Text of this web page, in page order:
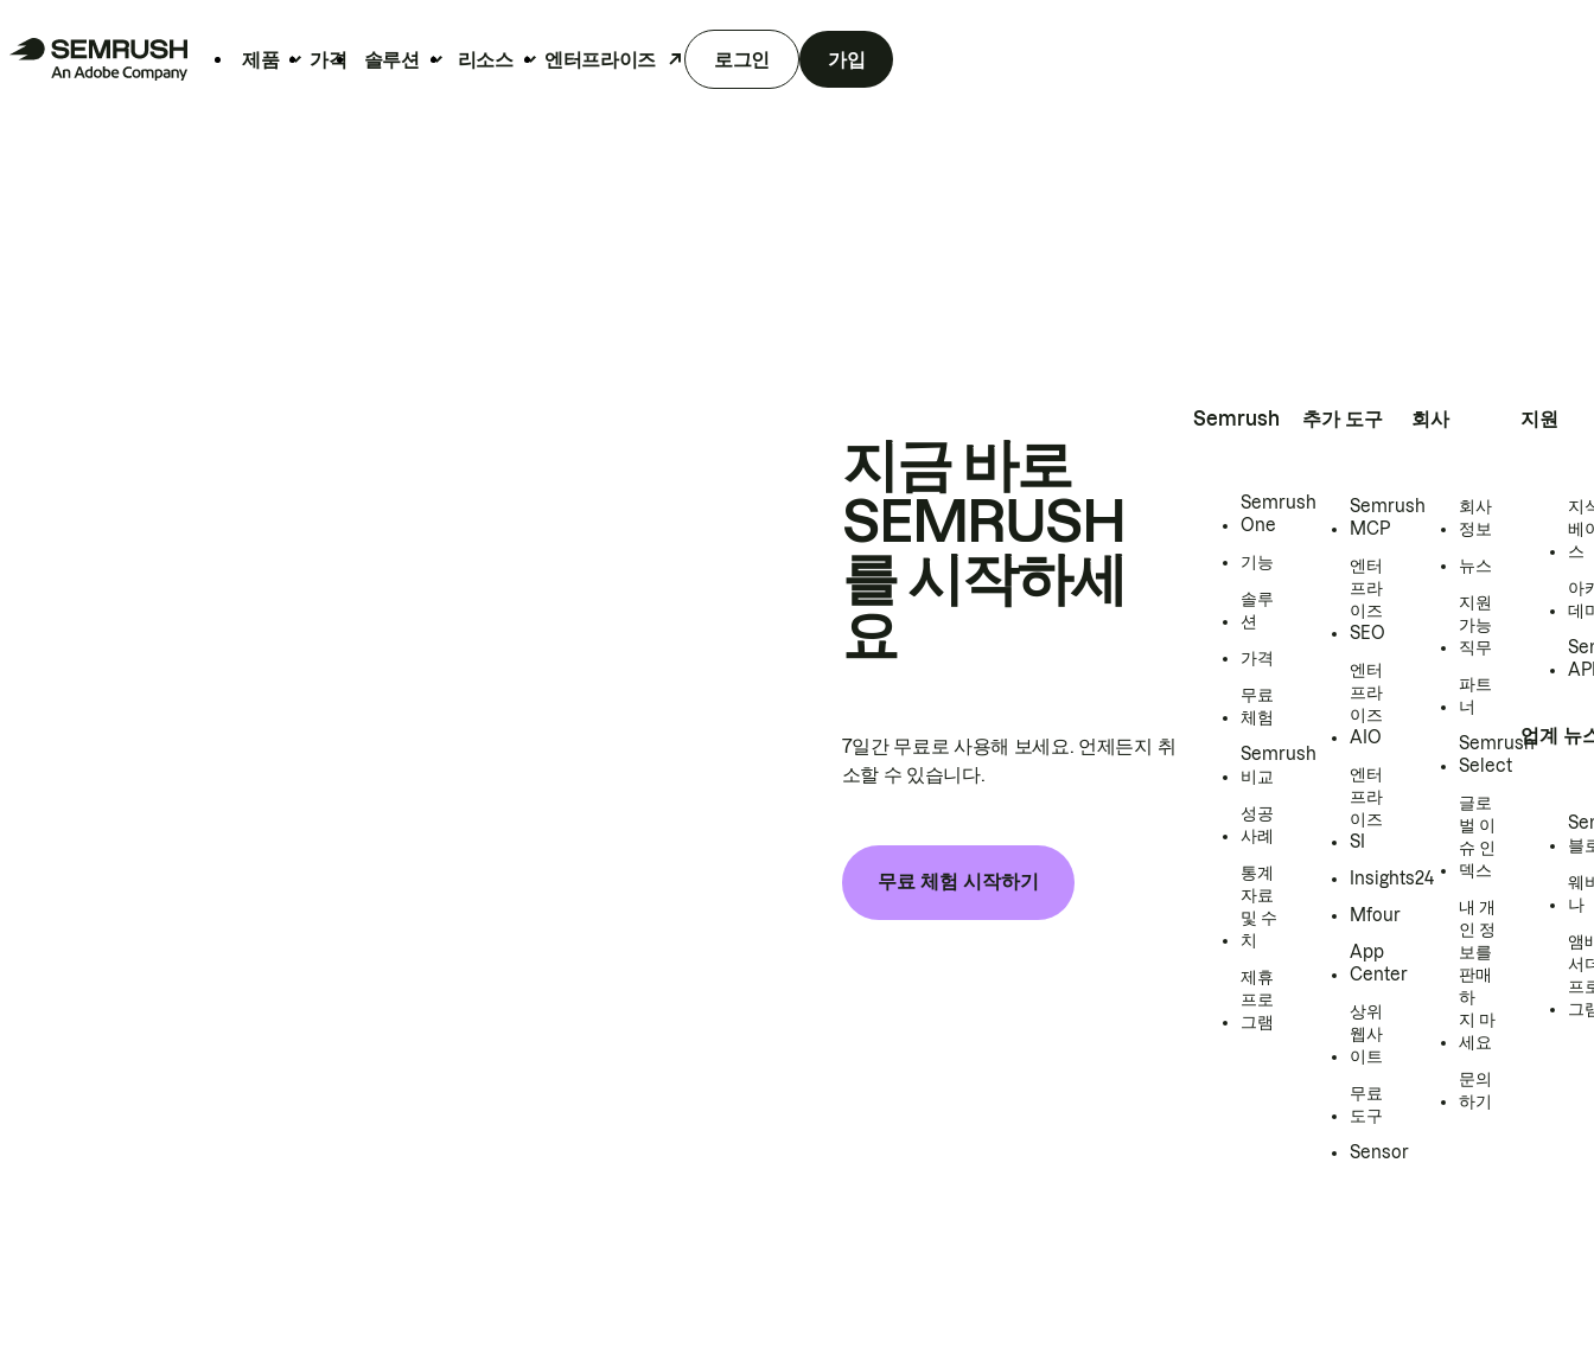
제품 가격 솔루션 리소스 엔터프라이즈 로그인 가입
지금 바로
SEMRUSH
를 시작하세
요
7일간 무료로 사용해 보세요. 언제든지 취
소할 수 있습니다.
무료 체험 시작하기
Semrush
Semrush
One
기능
솔루
션
가격
무료
체험
Semrush
비교
성공
사례
통계
자료
및 수
치
제휴
프로
그램
추가 도구
Semrush
MCP
엔터
프라
이즈
SEO
엔터
프라
이즈
AIO
엔터
프라
이즈
SI
Insights24
Mfour
App
Center
상위
웹사
이트
무료
도구
Sensor
회사
회사
정보
뉴스
지원
가능
직무
파트
너
Semrush
Select
글로
벌 이
슈 인
덱스
내 개
인 정
보를
판매
하
지 마
세요
문의
하기
지원
지
베
스
아
데
업계 뉴
블
웨
나
앰
서
프
그